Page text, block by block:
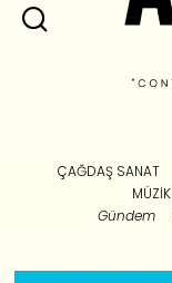
ÇAĞDAŞ SANAT
MÜZIK
Gündem